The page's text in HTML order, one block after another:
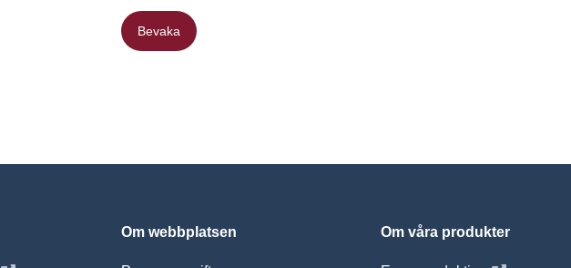
Bevaka
Bevaka
Om webbplatsen Om våra produkter